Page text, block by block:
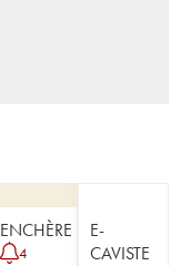
ENCHÈRE
4
E-
CAVISTE